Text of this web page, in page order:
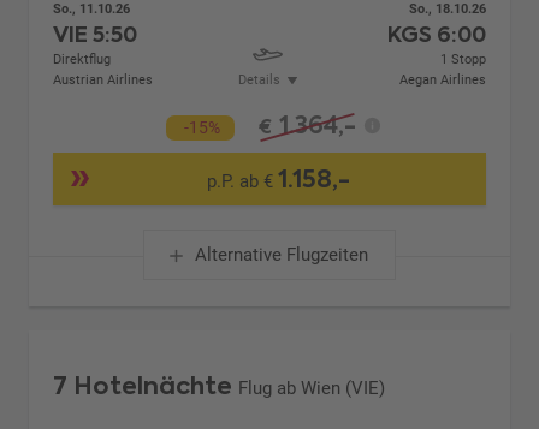
So., 11.10.26
VIE5:50
Direktflug
Austrian Airlines
Details
So., 18.10.26
KGS 6:00
1 Stopp
Aegan Airlines
-15% € 1.364,-
p.P. ab € 1.158,-
Alternative Flugzeiten
7 Hotelnächte Flug ab Wien (VIE)